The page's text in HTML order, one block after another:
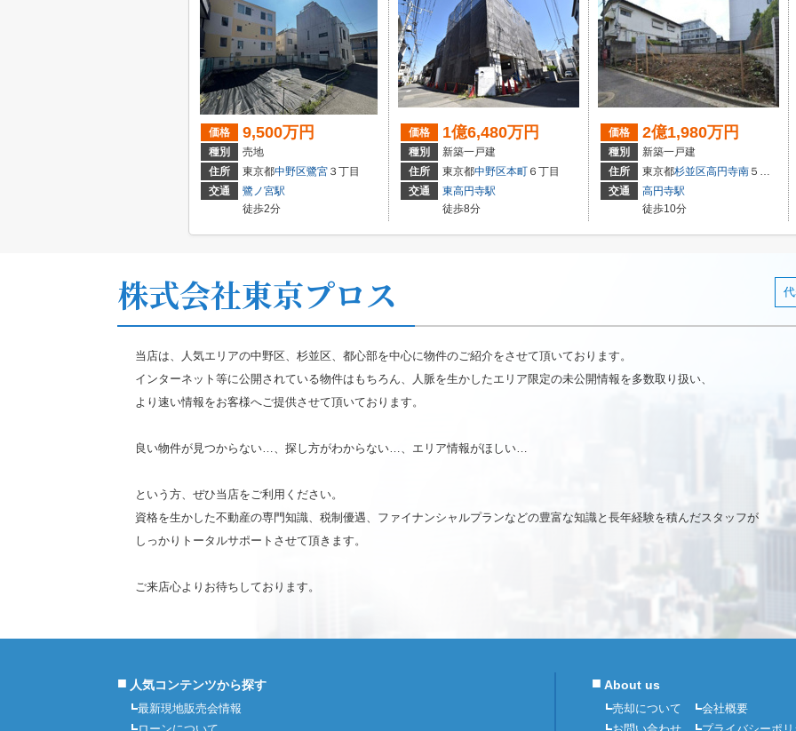
価格 9,500万円
種別
売地
住所
東京都中野区鷺宮 ３丁目
交通
鷺ノ宮駅
徒歩2分
価格 1億6,480万円
種別
新築一戸建
住所
東京都中野区本町 ６丁目
交通
東高円寺駅
徒歩8分
価格 2億1,980万円
種別
新築一戸建
住所
東京都杉並区高円寺南 ５丁目
交通
高円寺駅
徒歩10分
株式会社東京プロス
当店は、人気エリアの中野区、杉並区、都心部を中心に物件のご紹介をさせて頂いております。
インターネット等に公開されている物件はもちろん、人脈を生かしたエリア限定の未公開情報を多数取り扱い、
より速い情報をお客様へご提供させて頂いております。
良い物件が見つからない…、探し方がわからない…、エリア情報がほしい…
という方、ぜひ当店をご利用ください。
資格を生かした不動産の専門知識、税制優遇、ファイナンシャルプランなどの豊富な知識と長年経験を積んだスタッフが
しっかりトータルサポートさせて頂きます。
ご来店心よりお待ちしております。
■ 人気コンテンツから探す
最新現地販売会情報
ローンについて
■ About us
売却について
お問い合わせ
会社概要
プライバシーポ